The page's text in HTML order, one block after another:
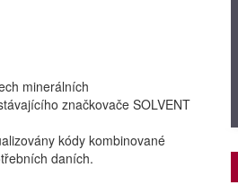
minerálních
značkovače SOLVENT
kódy kombinované
daních.